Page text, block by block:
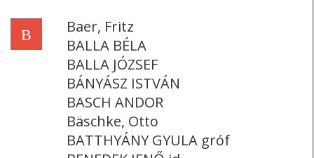
B
Baer, Fritz
BALLA BÉLA
BALLA JÓZSEF
BÁNYÁSZ ISTVÁN
BASCH ANDOR
Bäschke, Otto
BATTHYÁNY GYULA gróf